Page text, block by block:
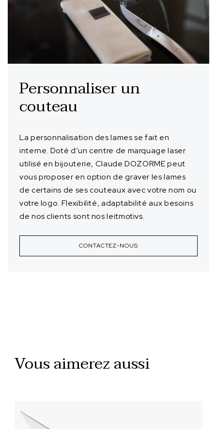
Personnaliser un
couteau
La personnalisation des lames se fait en
interne. Doté d’un centre de marquage laser
utilisé en bijouterie, Claude DOZORME peut
vous proposer en option de graver les lames
de certains de ses couteaux avec votre nom ou
votre logo. Flexibilité, adaptabilité aux besoins
de nos clients sont nos leitmotivs.
CONTACTEZ-NOUS
Vous aimerez aussi